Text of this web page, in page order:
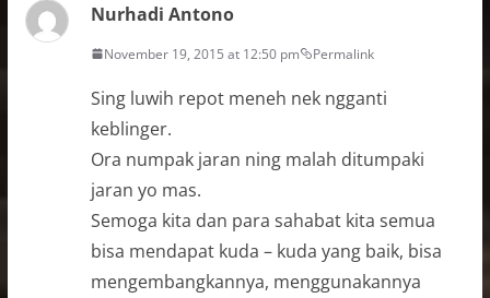
Nurhadi Antono
November 19, 2015 at 12:50 pm Permalink
Sing luwih repot meneh nek ngganti
keblinger.
Ora numpak jaran ning malah ditumpaki
jaran yo mas.
Semoga kita dan para sahabat kita semua
bisa mendapat kuda – kuda yang baik, bisa
mengembangkannya, menggunakannya